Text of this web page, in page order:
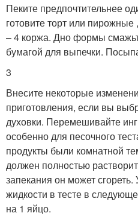
Пеките предпочтительнее
готовите торт или пирожные
– 4 коржа. Дно формы
бумагой для выпечки.
3
Внесите некоторые
приготовления, если вы
духовки. Перемешивайте
особенно для песочного
продукты были комнатной
должен полностью
запекания он может сгореть.
жидкости в тесте в
на 1 яйцо.